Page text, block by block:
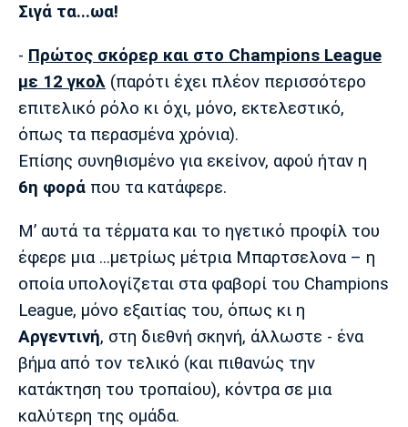
Σιγά τα...ωα!
- Πρώτος σκόρερ και στο Champiοns League
με 12 γκολ (παρότι έχει πλέον περισσότερο
επιτελικό ρόλο κι όχι, μόνο, εκτελεστικό,
όπως τα περασμένα χρόνια).
Επίσης συνηθισμένο για εκείνον, αφού ήταν η
6η φορά που τα κατάφερε.
Μ’ αυτά τα τέρματα και το ηγετικό προφίλ του
έφερε μια ...μετρίως μέτρια Μπαρτσελονα – η
οποία υπολογίζεται στα φαβορί του Champions
League, μόνο εξαιτίας του, όπως κι η
Αργεντινή, στη διεθνή σκηνή, άλλωστε - ένα
βήμα από τον τελικό (και πιθανώς την
κατάκτηση του τροπαίου), κόντρα σε μια
καλύτερη της ομάδα.